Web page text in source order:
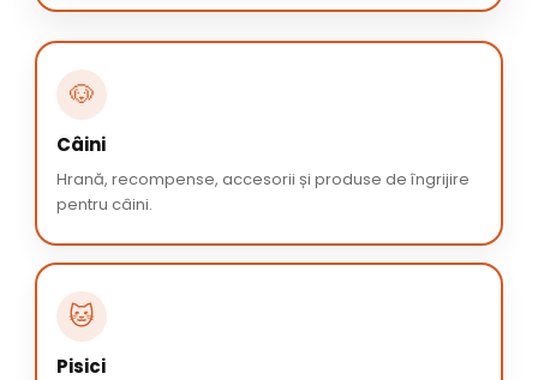
🐶
Câini
Hrană, recompense, accesorii și produse de îngrijire
pentru câini.
🐱
Pisici